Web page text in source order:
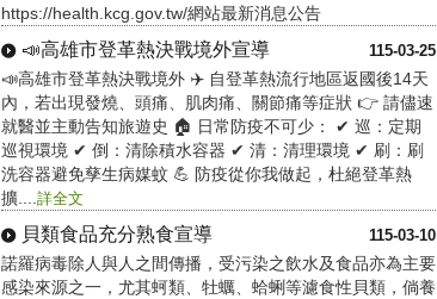
https://health.kcg.gov.tw/網站最新消息公告
115-03-25
📣高雄市登革熱決戰境外宣導
📣高雄市登革熱決戰境外 ✈️ 自登革熱流行地區返國後14天
內，若出現發燒、頭痛、肌肉痛、關節痛等症狀 👉 請儘速
就醫並主動告知旅遊史 🏠 日常防疫不可少： ✔ 巡：定期
巡視環境 ✔ 倒：清除積水容器 ✔ 清：清理環境 ✔ 刷：刷
洗容器避免孳生病媒蚊 💪 防疫從你我做起，杜絕登革熱
擴.... 詳全文
115-03-10
貝類食品充分熟食宣導
諾羅病毒除人與人之間傳播，受污染之飲水及食品亦為主要
感染來源之一，尤其蚵類、牡蠣、蛤蜊等濾食性貝類，倘養